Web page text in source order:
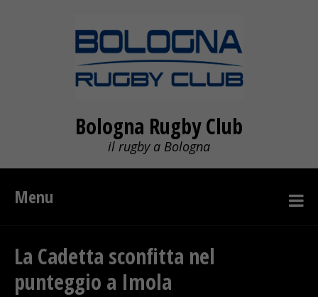
Bologna Rugby Club
il rugby a Bologna
Menu
La Cadetta sconfitta nel
punteggio a Imola